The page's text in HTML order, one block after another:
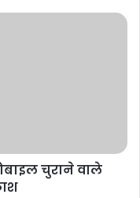
चुराने वाले